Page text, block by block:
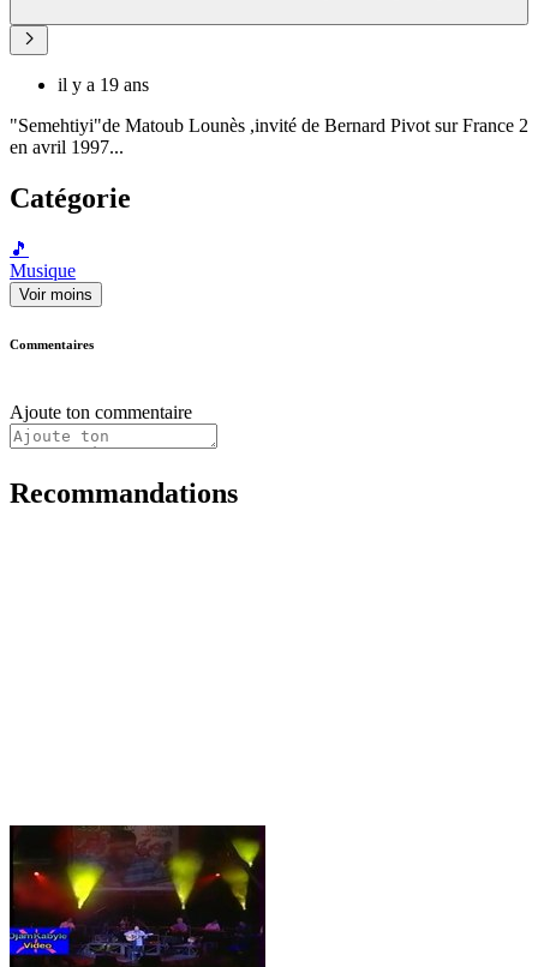
il y a 19 ans
"Semehtiyi"de Matoub Lounès ,invité de Bernard Pivot sur France 2
en avril 1997...
Catégorie
🎵
Musique
Voir moins
Commentaires
Ajoute ton commentaire
Recommandations